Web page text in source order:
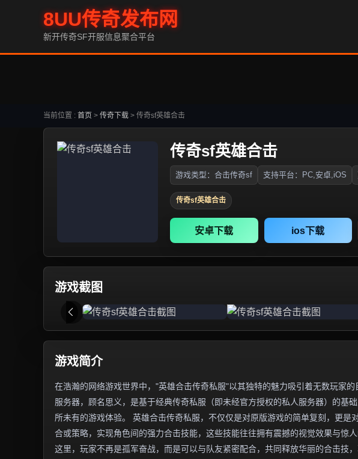
8UU传奇发布网
新开传奇SF开服信息聚合平台
当前位置 : 首页 > 传奇下载 > 传奇sf英雄合击
传奇sf英雄合击
游戏类型：合击传奇sf 支持平台：PC,安卓,iOS
传奇sf英雄合击
安卓下载 ios下载
游戏截图
游戏简介
在浩瀚的网络游戏世界中，"英雄合击传奇私服"以其独特的魅力吸引着无数玩家
服务器，顾名思义，是基于经典传奇私服（即未经官方授权的私人服务器）的基
所未有的游戏体验。 英雄合击传奇私服，不仅仅是对原版游戏的简单复刻，更是
合或策略，实现角色间的强力合击技能，这些技能往往拥有震撼的视觉效果与惊
这里，玩家不再是孤军奋战，而是可以与队友紧密配合，共同释放华丽的合击技